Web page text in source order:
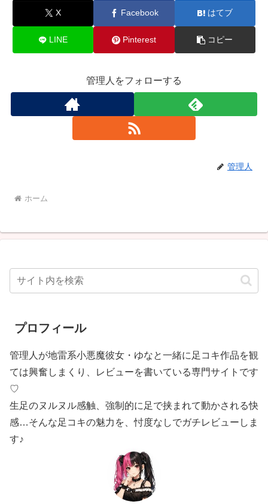
X Facebook はてブ
LINE Pinterest コピー
管理人をフォローする
管理人
ホーム
プロフィール
管理人が地雷系小悪魔彼女・ゆなと一緒に足コキ作品を観
ては興奮しまくり、レビューを書いている専門サイトです
♡
生足のヌルヌル感触、強制的に足で挟まれて動かされる快
感…そんな足コキの魅力を、忖度なしでガチレビューしま
す♪